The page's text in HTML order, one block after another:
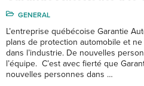
GENERAL
L’entreprise québécoise Garantie
plans de protection automobile et
dans l’industrie. De nouvelles
l’équipe. C’est avec fierté que
nouvelles personnes dans …